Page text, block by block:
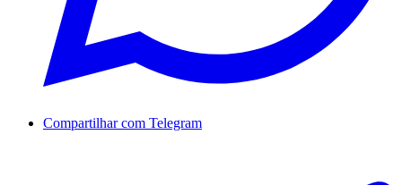
Compartilhar com Telegram